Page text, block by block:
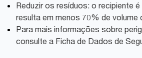
Reduzir os resíduos: o recipiente
resulta em menos 70% de volume
Para mais informações sobre
consulte a Ficha de Dados de